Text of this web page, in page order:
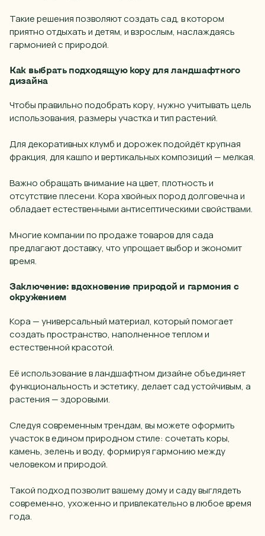
Такие решения позволяют создать сад, в котором
приятно отдыхать и детям, и взрослым, наслаждаясь
гармонией с природой.
Как выбрать подходящую кору для ландшафтного
дизайна
Чтобы правильно подобрать кору, нужно учитывать цель
использования, размеры участка и тип растений.
Для декоративных клумб и дорожек подойдёт крупная
фракция, для кашпо и вертикальных композиций — мелкая.
Важно обращать внимание на цвет, плотность и
отсутствие плесени. Кора хвойных пород долговечна и
обладает естественными антисептическими свойствами.
Многие компании по продаже товаров для сада
предлагают доставку, что упрощает выбор и экономит
время.
Заключение: вдохновение природой и гармония с
окружением
Кора — универсальный материал, который помогает
создать пространство, наполненное теплом и
естественной красотой.
Её использование в ландшафтном дизайне объединяет
функциональность и эстетику, делает сад устойчивым, а
растения — здоровыми.
Следуя современным трендам, вы можете оформить
участок в едином природном стиле: сочетать коры,
камень, зелень и воду, формируя гармонию между
человеком и природой.
Такой подход позволит вашему дому и саду выглядеть
современно, ухоженно и привлекательно в любое время
года.
Выберите
Барнаул
Белгород
Владивосток
Владимир
Волгоград (Волжский)
Вологда
Воронеж
Воткинск
Иваново
Ижевск
Йошкар-ола
Казань
Кемерово
Киров
Краснодар
персональных данныхорганизацииИНН 55415577930
Отправить